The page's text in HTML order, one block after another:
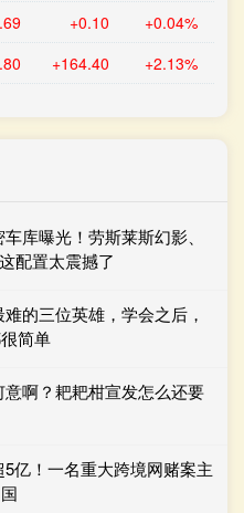
+0.10 +0.04%
+164.40 +2.13%
库曝光！劳斯莱斯幻影、
配置太震撼了
的三位英雄，学会之后，
简单
啊？耙耙柑宣发怎么还要
亿！一名重大跨境网赌案主